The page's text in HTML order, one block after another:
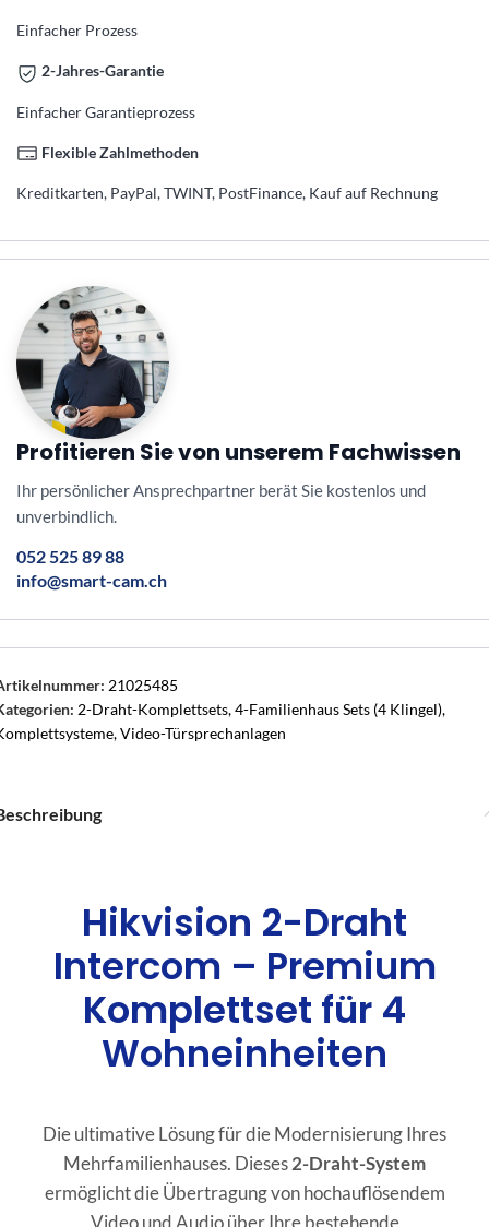
Einfacher Prozess
2-Jahres-Garantie
Einfacher Garantieprozess
Flexible Zahlmethoden
Kreditkarten, PayPal, TWINT, PostFinance, Kauf auf Rechnung
Profitieren Sie von unserem Fachwissen
Ihr persönlicher Ansprechpartner berät Sie kostenlos und
unverbindlich.
052 525 89 88
info@smart-cam.ch
21025485
2-Draht-Komplettsets,4-Familienhaus Sets (4 Klingel),
,Video-Türsprechanlagen
Hikvision 2-Draht
Intercom – Premium
Komplettset für 4
Wohneinheiten
Die ultimative Lösung für die Modernisierung Ihres
Mehrfamilienhauses. Dieses2-Draht-System
ermöglicht die Übertragung von hochauflösendem
Video und Audio über Ihre bestehende